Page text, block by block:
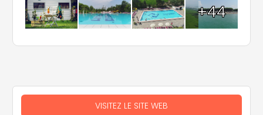
+44
VISITEZ LE SITE WEB